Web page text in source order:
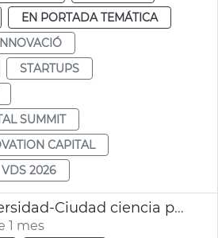
EN PORTADA TEMÁTICA
STARTUPS
SUMMIT
CAPITAL
VDS 2026
Binomio Universidad-Ciudad ciencia políticas públicas València
1 mes